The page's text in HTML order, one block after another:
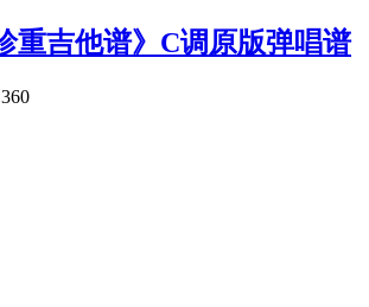
重吉他谱》C调原版弹唱谱
360